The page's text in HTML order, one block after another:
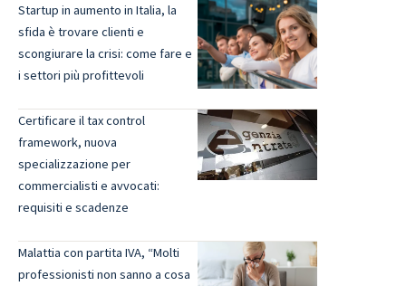
Startup in aumento in Italia, la
sfida è trovare clienti e
scongiurare la crisi: come fare e
i settori più profittevoli
Certificare il tax control
framework, nuova
specializzazione per
commercialisti e avvocati:
requisiti e scadenze
Malattia con partita IVA, “Molti
professionisti non sanno a cosa